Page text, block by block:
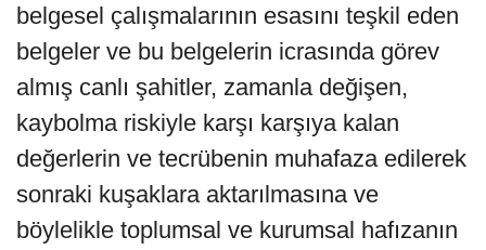
belgesel çalışmalarının esasını teşkil eden
belgeler ve bu belgelerin icrasında görev
almış canlı şahitler, zamanla değişen,
kaybolma riskiyle karşı karşıya kalan
değerlerin ve tecrübenin muhafaza edilerek
sonraki kuşaklara aktarılmasına ve
böylelikle toplumsal ve kurumsal hafızanın